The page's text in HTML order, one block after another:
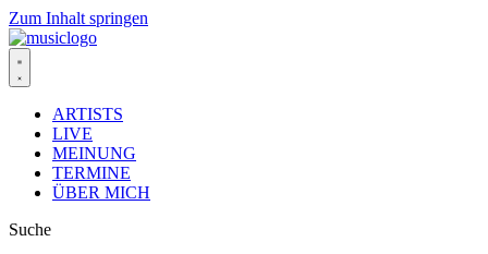
Zum Inhalt springen
ARTISTS
LIVE
MEINUNG
TERMINE
ÜBER MICH
Suche